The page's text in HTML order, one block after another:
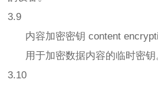
3.9
内容加密密钥 content
用于加密数据内容的临时密钥
3.10